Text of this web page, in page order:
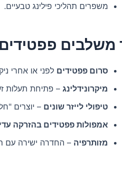
משפרים תהליכי פילינג טבעיים.
משלבים
סרום פפטידים לפני או אחרי
מיקרונידלינג – פתיחת תעלות
טיפולי לייזר שונים – יוצרים
אמפולות פפטידים בהזרקה
מזותרפיה – החדרה ישירה עם